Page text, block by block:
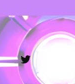
Twitter